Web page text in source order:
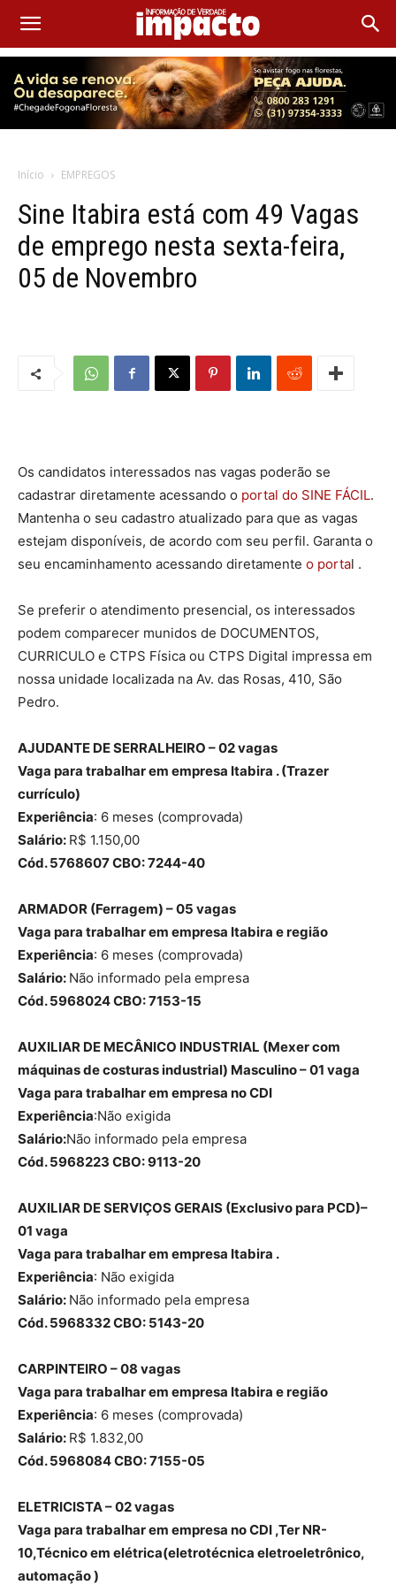
Início EMPREGOS
Sine Itabira está com 49 Vagas
de emprego nesta sexta-feira,
05 de Novembro
Os candidatos interessados nas vagas poderão se
cadastrar diretamente acessando o portal do SINE FÁCIL.
Mantenha o seu cadastro atualizado para que as vagas
estejam disponíveis, de acordo com seu perfil. Garanta o
seu encaminhamento acessando diretamente o portal .
Se preferir o atendimento presencial, os interessados
podem comparecer munidos de DOCUMENTOS,
CURRICULO e CTPS Física ou CTPS Digital impressa em
nossa unidade localizada na Av. das Rosas, 410, São
Pedro.
AJUDANTE DE SERRALHEIRO – 02 vagas
Vaga para trabalhar em empresa Itabira . (Trazer
currículo)
Experiência: 6 meses (comprovada)
Salário: R$ 1.150,00
Cód. 5768607 CBO: 7244-40
ARMADOR (Ferragem) – 05 vagas
Vaga para trabalhar em empresa Itabira e região
Experiência: 6 meses (comprovada)
Salário: Não informado pela empresa
Cód. 5968024 CBO: 7153-15
AUXILIAR DE MECÂNICO INDUSTRIAL (Mexer com
máquinas de costuras industrial) Masculino – 01 vaga
Vaga para trabalhar em empresa no CDI
Experiência:Não exigida
Salário:Não informado pela empresa
Cód. 5968223 CBO: 9113-20
AUXILIAR DE SERVIÇOS GERAIS (Exclusivo para PCD)–
01 vaga
Vaga para trabalhar em empresa Itabira .
Experiência: Não exigida
Salário: Não informado pela empresa
Cód. 5968332 CBO: 5143-20
CARPINTEIRO – 08 vagas
Vaga para trabalhar em empresa Itabira e região
Experiência: 6 meses (comprovada)
Salário: R$ 1.832,00
Cód. 5968084 CBO: 7155-05
ELETRICISTA – 02 vagas
Vaga para trabalhar em empresa no CDI ,Ter NR-
10,Técnico em elétrica(eletrotécnica eletroeletrônico,
automação )